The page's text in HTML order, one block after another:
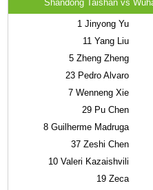
Shandong Taishan vs
1 Jinyong Yu
11 Yang Liu
5 Zheng Zheng
23 Pedro Alvaro
7 Wenneng Xie
29 Pu Chen
8 Guilherme Madruga
37 Zeshi Chen
10 Valeri Kazaishvili
19 Zeca